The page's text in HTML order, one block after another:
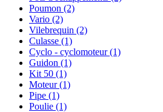
Poumon (2)
Vario (2)
Vilebrequin (2)
Culasse (1)
Cyclo - cyclomoteur(1)
Guidon (1)
Kit 50 (1)
Moteur(1)
Pipe (1)
Poulie (1)